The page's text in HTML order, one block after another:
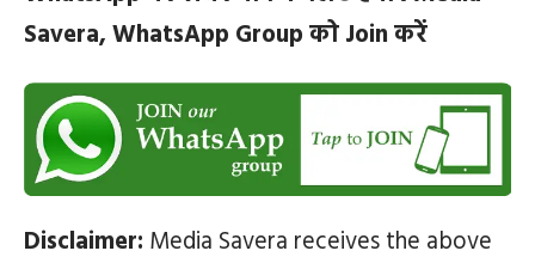
Savera, WhatsApp Group को Join करें
Disclaimer: Media Savera receives the above